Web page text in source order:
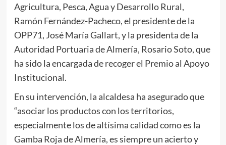
Agricultura, Pesca, Agua y Desarrollo Rural,
Ramón Fernández-Pacheco, el presidente de la
OPP71, José María Gallart, y la presidenta de la
Autoridad Portuaria de Almería, Rosario Soto, que
ha sido la encargada de recoger el Premio al Apoyo
Institucional.
En su intervención, la alcaldesa ha asegurado que
“asociar los productos con los territorios,
especialmente los de altísima calidad como es la
Gamba Roja de Almería, es siempre un acierto y